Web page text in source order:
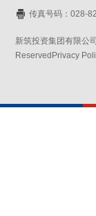
传真号码：028-
新筑投资集团有限公
ReservedPrivacy